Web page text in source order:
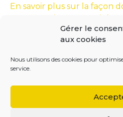
Gérer le
aux cookies
Nous utilisons des cookies pour
service.
En savoir plus sur la façon